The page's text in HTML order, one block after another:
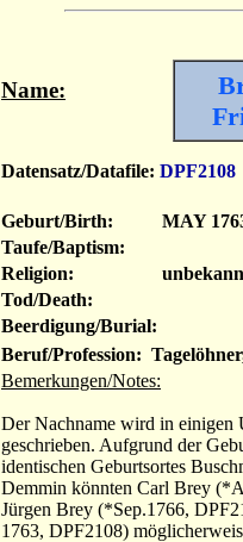
Name:
Datensatz/Datafile: DPF2108
Geburt/Birth:
MAY
Taufe/Baptism:
Religion:
Tod/Death:
Beerdigung/Burial:
Beruf/Profession:
Bemerkungen/Notes:
Der Nachname wird in einigen
geschrieben. Aufgrund der
identischen Geburtsortes
Demmin könnten Carl Brey
Jürgen Brey (*Sep.1766,
1763, DPF2108)